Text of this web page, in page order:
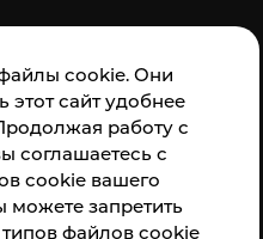
cookie. Они
этот сайт удобнее
работу с
соглашаетесь с
cookie вашего
можете запретить
файлов cookie